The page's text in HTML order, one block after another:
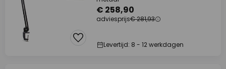
€ 258,90
adviesprijs€ 281,93
Levertijd: 8 - 12 werkdagen